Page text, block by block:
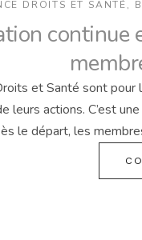
DROITS ET SANTÉ,
continue
et Santé sont
leurs actions. C’est
le départ, les